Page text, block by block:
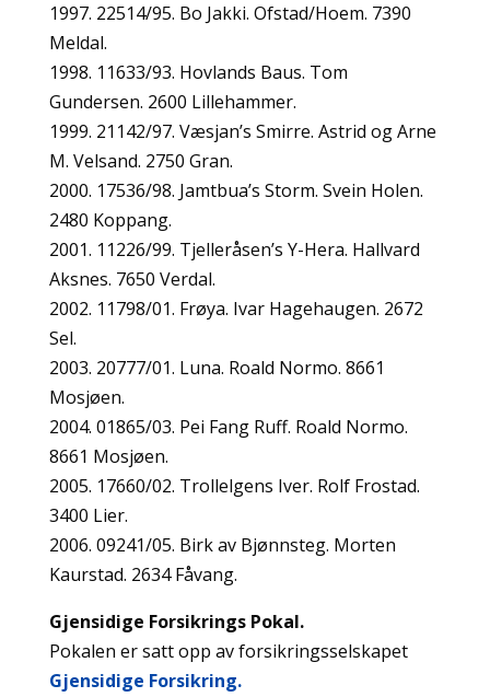
1997. 22514/95. Bo Jakki. Ofstad/Hoem. 7390
Meldal.
1998. 11633/93. Hovlands Baus. Tom
Gundersen. 2600 Lillehammer.
1999. 21142/97. Væsjan’s Smirre. Astrid og Arne
M. Velsand. 2750 Gran.
2000. 17536/98. Jamtbua’s Storm. Svein Holen.
2480 Koppang.
2001. 11226/99. Tjelleråsen’s Y-Hera. Hallvard
Aksnes. 7650 Verdal.
2002. 11798/01. Frøya. Ivar Hagehaugen. 2672
Sel.
2003. 20777/01. Luna. Roald Normo. 8661
Mosjøen.
2004. 01865/03. Pei Fang Ruff. Roald Normo.
8661 Mosjøen.
2005. 17660/02. Trollelgens Iver. Rolf Frostad.
3400 Lier.
2006. 09241/05. Birk av Bjønnsteg. Morten
Kaurstad. 2634 Fåvang.
Gjensidige Forsikrings Pokal.
Pokalen er satt opp av forsikringsselskapet
Gjensidige Forsikring.